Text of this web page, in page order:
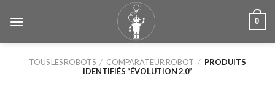
0
TOUS LES ROBOTS / COMPARATEUR ROBOT / PRODUITS
IDENTIFIÉS “ÉVOLUTION 2.0”